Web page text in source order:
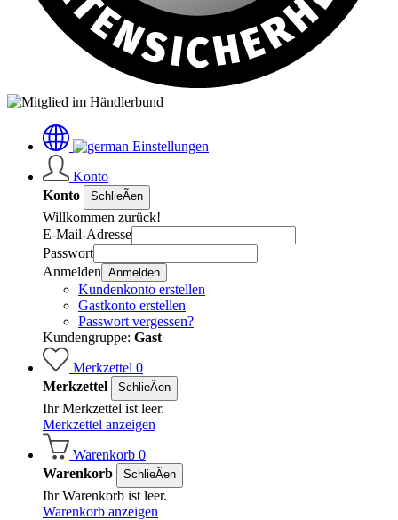
Einstellungen
Konto
Konto
SchlieÃen
Willkommen zurück!
E-Mail-Adresse
Passwort
Anmelden Anmelden
Kundenkonto erstellen
Gastkonto erstellen
Passwort vergessen?
Kundengruppe: Gast
Merkzettel 0
Merkzettel
SchlieÃen
Ihr Merkzettel ist leer.
Merkzettel anzeigen
Warenkorb 0
Warenkorb
SchlieÃen
Ihr Warenkorb ist leer.
Warenkorb anzeigen